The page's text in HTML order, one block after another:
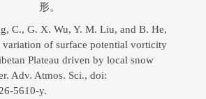
形。
C., G. X. Wu, Y. M. Liu, and B. He,
variation of surface potential vorticity
Plateau driven by local snow
Adv. Atmos. Sci., doi:
5610-y.